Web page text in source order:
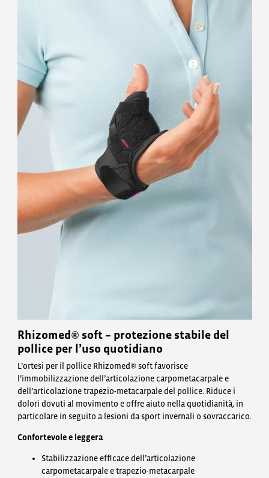
Rhizomed® soft – protezione stabile del
pollice per l’uso quotidiano
L’ortesi per il pollice Rhizomed® soft favorisce
l’immobilizzazione dell’articolazione carpometacarpale e
dell’articolazione trapezio-metacarpale del pollice. Riduce i
dolori dovuti al movimento e offre aiuto nella quotidianità, in
particolare in seguito a lesioni da sport invernali o sovraccarico.
Confortevole e leggera
Stabilizzazione efficace dell’articolazione
carpometacarpale e trapezio-metacarpale